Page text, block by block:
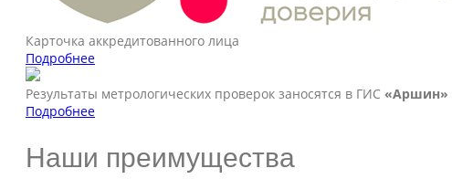
Карточка аккредитованного лица
Подробнее
Результаты метрологических проверок заносятся в ГИС «Аршин»
Подробнее
Наши преимущества